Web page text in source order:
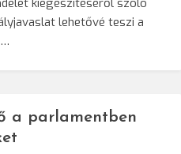
kiegészítéséről szóló
lehetővé teszi a
a parlamentben